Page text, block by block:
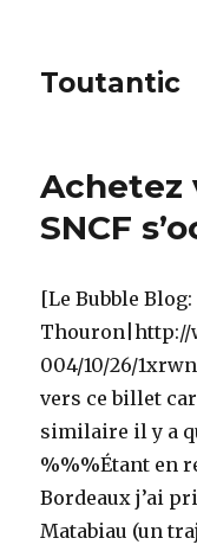
Toutantic
Achetez
SNCF
[Le Bubble
Thouron|http://
004/10/26/
vers ce billet
similaire il y a
%%%Étant en
Bordeaux j’ai
Matabiau (un